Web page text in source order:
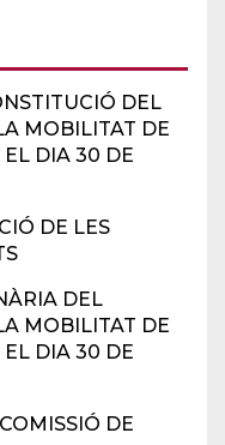
DEL
MOBILITAT DE
DIA 30 DE
DE LES
DEL
MOBILITAT DE
DIA 30 DE
DE